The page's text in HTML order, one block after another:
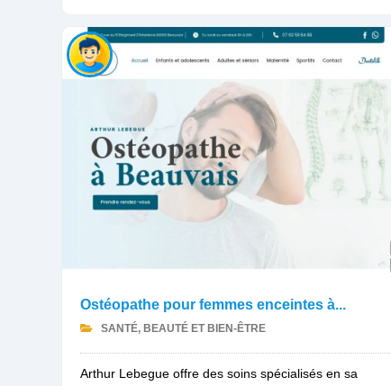
Ostéopathe pour femmes enceintes à...
SANTÉ, BEAUTÉ ET BIEN-ÊTRE
Arthur Lebegue offre des soins spécialisés en sa